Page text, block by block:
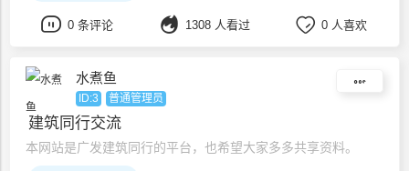
0 条评论 1308 人看过 0 人喜欢
水煮鱼
ID:3 普通管理员
建筑同行交流
本网站是广发建筑同行的平台，也希望大家多多共享资料。